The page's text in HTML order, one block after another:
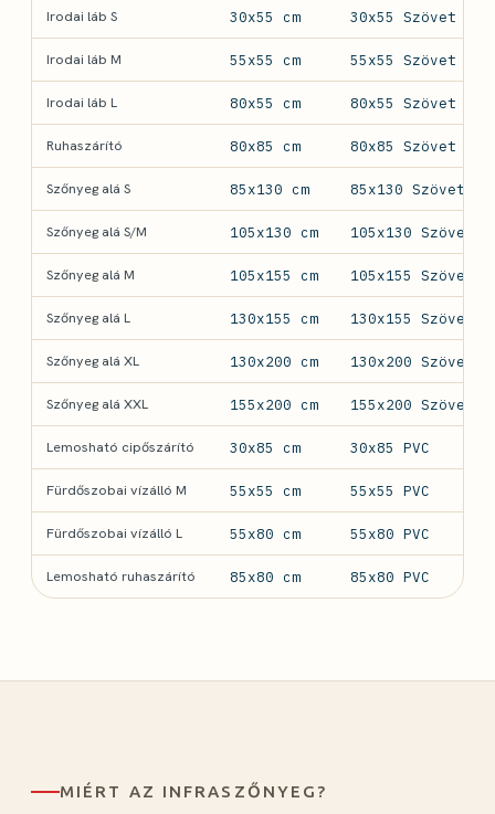
Irodai láb S 30x55 cm 30x55 Szövet
Irodai láb M 55x55 cm 55x55 Szövet
Irodai láb L 80x55 cm 80x55 Szövet
Ruhaszárító 80x85 cm 80x85 Szövet
Szőnyeg alá S 85x130 cm 85x130 Szövet
Szőnyeg alá S/M 105x130 cm 105x130 Szövet
Szőnyeg alá M 105x155 cm 105x155 Szövet
Szőnyeg alá L 130x155 cm 130x155 Szövet
Szőnyeg alá XL 130x200 cm 130x200 Szövet
Szőnyeg alá XXL 155x200 cm 155x200 Szövet
Lemosható cipőszárító 30x85 cm 30x85 PVC
Fürdőszobai vízálló M 55x55 cm 55x55 PVC
Fürdőszobai vízálló L 55x80 cm 55x80 PVC
Lemosható ruhaszárító 85x80 cm 85x80 PVC
MIÉRT AZ INFRASZŐNYEG?